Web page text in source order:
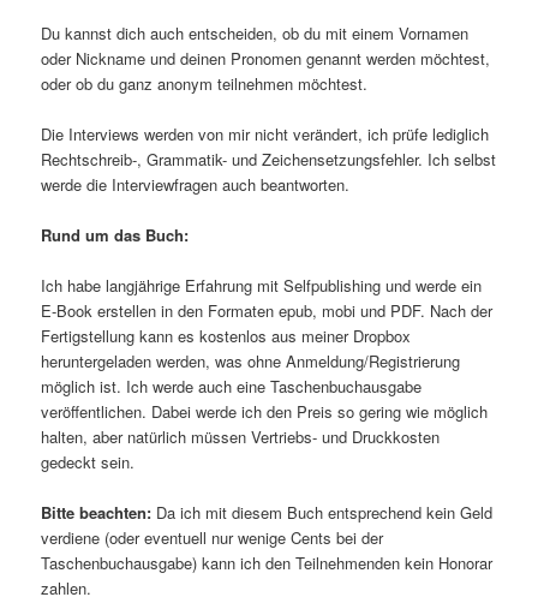
Du kannst dich auch entscheiden, ob du mit einem Vornamen
oder Nickname und deinen Pronomen genannt werden möchtest,
oder ob du ganz anonym teilnehmen möchtest.
Die Interviews werden von mir nicht verändert, ich prüfe lediglich
Rechtschreib-, Grammatik- und Zeichensetzungsfehler. Ich selbst
werde die Interviewfragen auch beantworten.
Rund um das Buch:
Ich habe langjährige Erfahrung mit Selfpublishing und werde ein
E-Book erstellen in den Formaten epub, mobi und PDF. Nach der
Fertigstellung kann es kostenlos aus meiner Dropbox
heruntergeladen werden, was ohne Anmeldung/Registrierung
möglich ist. Ich werde auch eine Taschenbuchausgabe
veröffentlichen. Dabei werde ich den Preis so gering wie möglich
halten, aber natürlich müssen Vertriebs- und Druckkosten
gedeckt sein.
Bitte beachten: Da ich mit diesem Buch entsprechend kein Geld
verdiene (oder eventuell nur wenige Cents bei der
Taschenbuchausgabe) kann ich den Teilnehmenden kein Honorar
zahlen.